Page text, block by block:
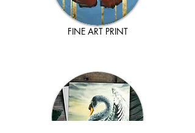
FINE ART PRINT